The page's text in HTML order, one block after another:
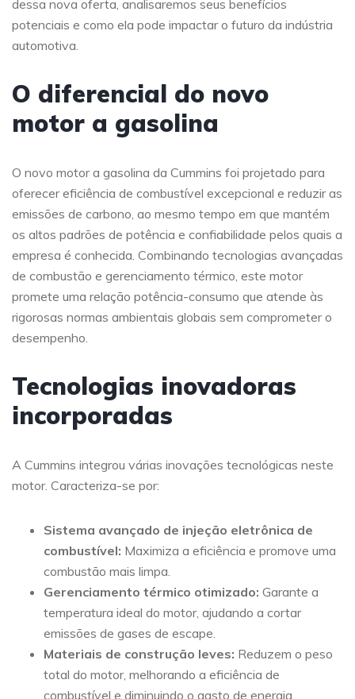
dessa nova oferta, analisaremos seus benefícios
potenciais e como ela pode impactar o futuro da indústria
automotiva.
O diferencial do novo
motor a gasolina
O novo motor a gasolina da Cummins foi projetado para
oferecer eficiência de combustível excepcional e reduzir as
emissões de carbono, ao mesmo tempo em que mantém
os altos padrões de potência e confiabilidade pelos quais a
empresa é conhecida. Combinando tecnologias avançadas
de combustão e gerenciamento térmico, este motor
promete uma relação potência-consumo que atende às
rigorosas normas ambientais globais sem comprometer o
desempenho.
Tecnologias inovadoras
incorporadas
A Cummins integrou várias inovações tecnológicas neste
motor. Caracteriza-se por:
Sistema avançado de injeção eletrônica de
combustível: Maximiza a eficiência e promove uma
combustão mais limpa.
Gerenciamento térmico otimizado: Garante a
temperatura ideal do motor, ajudando a cortar
emissões de gases de escape.
Materiais de construção leves: Reduzem o peso
total do motor, melhorando a eficiência de
combustível e diminuindo o gasto de energia.